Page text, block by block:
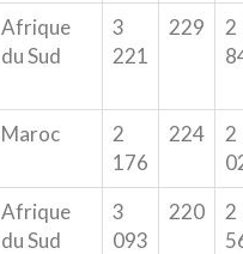
Afrique
du Sud
3
221
229
2
Maroc
2
176
224
2
Afrique
du Sud
3
093
220
2